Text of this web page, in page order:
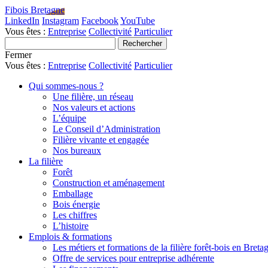
Fibois Bretagne
LinkedIn Instagram FacebookYouTube
Vous êtes : Entreprise Collectivité Particulier
Fermer
Vous êtes : Entreprise Collectivité Particulier
Qui sommes-nous ?
Une filière, un réseau
Nos valeurs et actions
L’équipe
Le Conseil d’Administration
Filière vivante et engagée
Nos bureaux
La filière
Forêt
Construction et aménagement
Emballage
Bois énergie
Les chiffres
L’histoire
Emplois & formations
Les métiers et formations de la filière forêt-bois en
Offre de services pour entreprise adhérente